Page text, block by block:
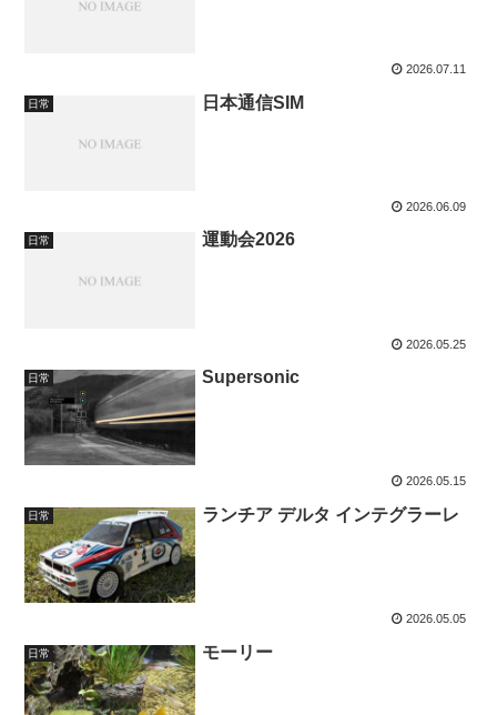
2026.07.11
日常 日本通信SIM
2026.06.09
日常 運動会2026
2026.05.25
日常 Supersonic
2026.05.15
日常 ランチア デルタ インテグラーレ
2026.05.05
日常 モーリー